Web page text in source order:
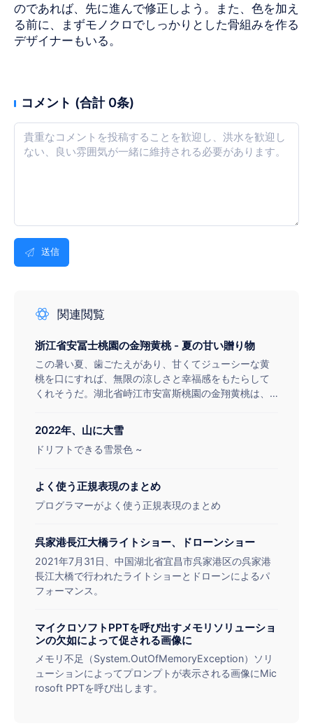
のであれば、先に進んで修正しよう。また、色を加え
る前に、まずモノクロでしっかりとした骨組みを作る
デザイナーもいる。
コメント (合計 0条)
送信
関連閲覧
浙江省安冨士桃園の金翔黄桃 - 夏の甘い贈り物
この暑い夏、歯ごたえがあり、甘くてジューシーな黄
桃を口にすれば、無限の涼しさと幸福感をもたらして
くれそうだ。湖北省峙江市安富斯桃園の金翔黄桃は、
もりが感じられる、今朝採れたばかりの新鮮な黄桃が
手に入る。湖北省宜昌市を中心に送料無料でお届けし
ます。
2022年、山に大雪
ドリフトできる雪景色 ~
よく使う正規表現のまとめ
プログラマーがよく使う正規表現のまとめ
呉家港長江大橋ライトショー、ドローンショー
2021年7月31日、中国湖北省宜昌市呉家港区の呉家港
長江大橋で行われたライトショーとドローンによるパ
フォーマンス。
マイクロソフトPPTを呼び出すメモリソリューショ
ンの欠如によって促される画像に
メモリ不足（System.OutOfMemoryException）ソリ
ューションによってプロンプトが表示される画像にMic
rosoft PPTを呼び出します。